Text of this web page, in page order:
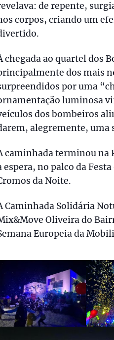
de repente,
corpos, criando um
chegada ao quartel dos
dos mais
por uma
luminosa
dos bombeiros
alegremente, uma
caminhada terminou na
espera, no palco da
da Noite.
Caminhada Solidária
Oliveira do
Europeia da